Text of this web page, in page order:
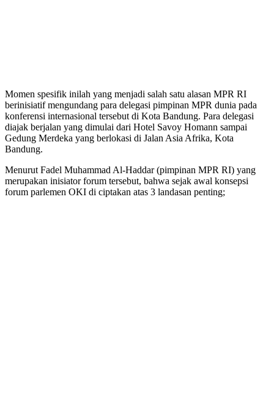
Momen spesifik inilah yang menjadi salah satu alasan MPR RI
berinisiatif mengundang para delegasi pimpinan MPR dunia pada
konferensi internasional tersebut di Kota Bandung. Para delegasi
diajak berjalan yang dimulai dari Hotel Savoy Homann sampai
Gedung Merdeka yang berlokasi di Jalan Asia Afrika, Kota
Bandung.
Menurut Fadel Muhammad Al-Haddar (pimpinan MPR RI) yang
merupakan inisiator forum tersebut, bahwa sejak awal konsepsi
forum parlemen OKI di ciptakan atas 3 landasan penting;